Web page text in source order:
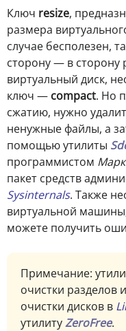
Ключ resize,
размера
случае бесполезен,
сторону — в сторону
виртуальный диск,
ключ — compact. Но
сжатию, нужно
ненужные файлы, а
помощью утилиты
программистом
пакет средств
Sysinternals. Также
виртуальной
можете получить
Примечание:
очистки разделов
очистки дисков в
утилитуZeroFree.